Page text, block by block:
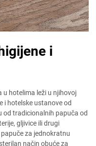
i
hotelima leži u njihovoj
i hotelske ustanove od
od tradicionalnih papuča od
gljivice ili drugi
za jednokratnu
način obuće za